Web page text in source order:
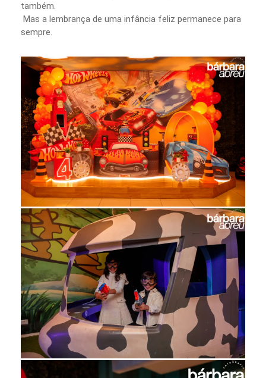
também.
Mas a lembrança de uma infância feliz permanece para
sempre.